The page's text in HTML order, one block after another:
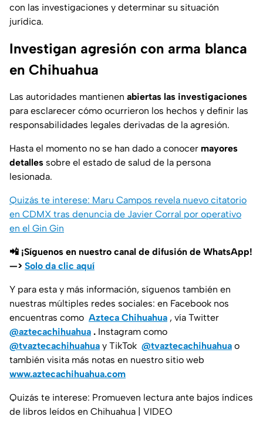
con las investigaciones y determinar su situación
jurídica.
Investigan agresión con arma blanca
en Chihuahua
Las autoridades mantienen abiertas las investigaciones
para esclarecer cómo ocurrieron los hechos y definir las
responsabilidades legales derivadas de la agresión.
Hasta el momento no se han dado a conocer mayores
detalles sobre el estado de salud de la persona
lesionada.
Quizás te interese: Maru Campos revela nuevo citatorio
en CDMX tras denuncia de Javier Corral por operativo
en el Gin Gin
📲 ¡Síguenos en nuestro canal de difusión de WhatsApp!
—> Solo da clic aquí
Y para esta y más información, síguenos también en
nuestras múltiples redes sociales: en Facebook nos
encuentras como Azteca Chihuahua , vía Twitter
@aztecachihuahua . Instagram como
@tvaztecachihuahua y TikTok @tvaztecachihuahua o
también visita más notas en nuestro sitio web
www.aztecachihuahua.com
Quizás te interese: Promueven lectura ante bajos índices
de libros leídos en Chihuahua | VIDEO